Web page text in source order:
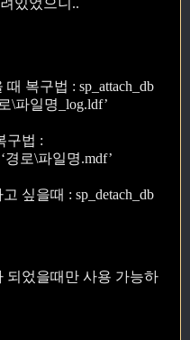
있었으니..
복구법 : sp_attach_db
\파일명_log.ldf’
구법 :
경로\파일명.mdf’
싶을때 : sp_detach_db
되었을때만 사용 가능하